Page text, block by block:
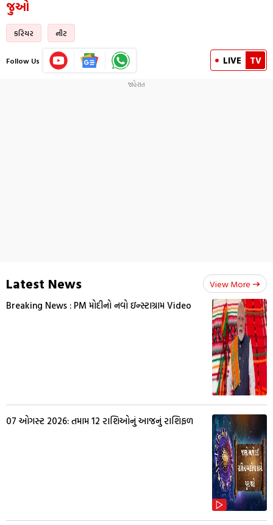
જુઓ
કરિયર નીટ
Follow Us LIVE TV
Latest News View More
Breaking News : PM મોદીનો નવો ઇન્સ્ટાગ્રામ Video
07 ઓગસ્ટ 2026: તમામ 12 રાશિઓનું આજનું રાશિફળ